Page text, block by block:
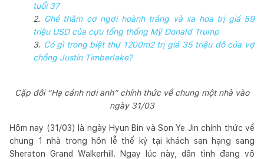
tuổi 37
2.
Ghé thăm cơ ngơi hoành tráng và xa hoa trị giá 59
triệu USD của cựu tổng thống Mỹ Donald Trump
3. Có gì trong biệt thự 1200m2 trị giá 35 triệu đô của vợ
chồng Justin Timberlake?
Cặp đôi “Hạ cánh nơi anh” chính thức về chung một nhà vào
ngày 31/03
Hôm nay (31/03) là ngày Hyun Bin và Son Ye Jin chính thức về
chung 1 nhà trong hôn lễ thế kỷ tại khách sạn hạng sang
Sheraton Grand Walkerhill. Ngay lúc này, dân tình đang vô